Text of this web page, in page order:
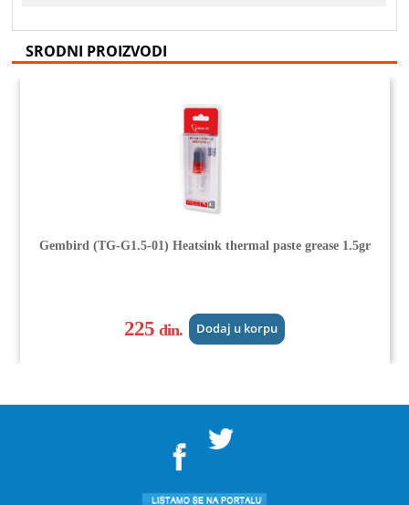
SRODNI PROIZVODI
Gembird (TG-G1.5-01) Heatsink thermal paste grease 1.5gr
225din. Dodaj u korpu
">